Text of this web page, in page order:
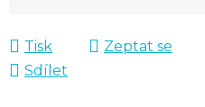
Tisk Zeptat se
Sdílet